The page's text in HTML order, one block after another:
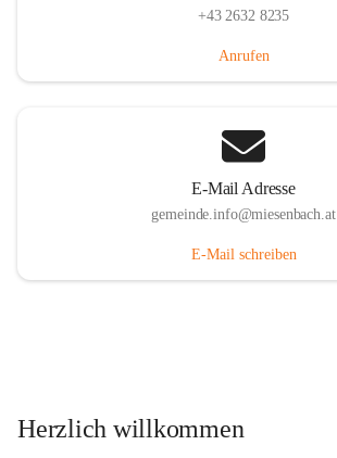
+43 2632 8235
Anrufen
E-Mail Adresse
gemeinde.info@miesenbach.at
E-Mail schreiben
Herzlich willkommen